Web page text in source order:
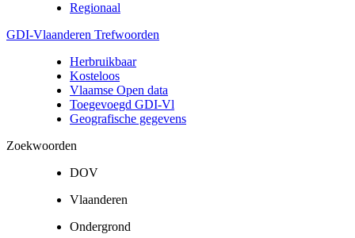
Regionaal
GDI-Vlaanderen Trefwoorden
Herbruikbaar
Kosteloos
Vlaamse Open data
Toegevoegd GDI-Vl
Geografische gegevens
Zoekwoorden
DOV
Vlaanderen
Ondergrond